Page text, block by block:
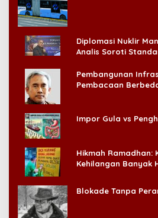
Diplomasi Nuklir
Analis Soroti
Pembangunan
Pembacaan
Impor Gula vs
Hikmah Ramadhan:
Kehilangan Banyak
Blokade Tanpa